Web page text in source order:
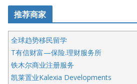
推荐商家
全球趋势移民留学
T有信财富—保险.理财服务所
铁木尔商业注册服务
凯莱置业Kalexia Developments